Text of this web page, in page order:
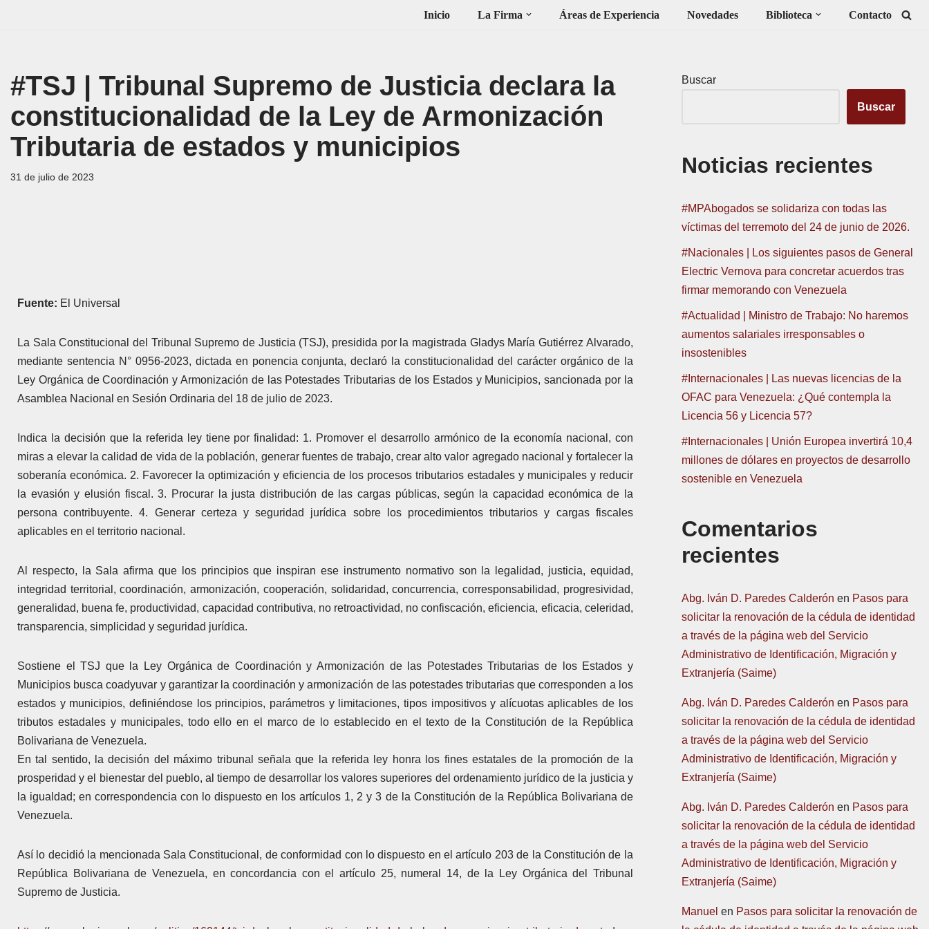
contenido
Inicio La Firma Áreas de Experiencia Novedades Biblioteca Contacto
#TSJ | Tribunal Supremo de Justicia declara la
constitucionalidad de la Ley de Armonización
Tributaria de estados y municipios
31 de julio de 2023
Fuente: El Universal
La Sala Constitucional del Tribunal Supremo de Justicia (TSJ), presidida por la magistrada Gladys María Gutiérrez Alvarado,
mediante sentencia N° 0956-2023, dictada en ponencia conjunta, declaró la constitucionalidad del carácter orgánico de la
Ley Orgánica de Coordinación y Armonización de las Potestades Tributarias de los Estados y Municipios, sancionada por la
Asamblea Nacional en Sesión Ordinaria del 18 de julio de 2023.
Indica la decisión que la referida ley tiene por finalidad: 1. Promover el desarrollo armónico de la economía nacional, con
miras a elevar la calidad de vida de la población, generar fuentes de trabajo, crear alto valor agregado nacional y fortalecer la
soberanía económica. 2. Favorecer la optimización y eficiencia de los procesos tributarios estadales y municipales y reducir
la evasión y elusión fiscal. 3. Procurar la justa distribución de las cargas públicas, según la capacidad económica de la
persona contribuyente. 4. Generar certeza y seguridad jurídica sobre los procedimientos tributarios y cargas fiscales
aplicables en el territorio nacional.
Al respecto, la Sala afirma que los principios que inspiran ese instrumento normativo son la legalidad, justicia, equidad,
integridad territorial, coordinación, armonización, cooperación, solidaridad, concurrencia, corresponsabilidad, progresividad,
generalidad, buena fe, productividad, capacidad contributiva, no retroactividad, no confiscación, eficiencia, eficacia, celeridad,
transparencia, simplicidad y seguridad jurídica.
Sostiene el TSJ que la Ley Orgánica de Coordinación y Armonización de las Potestades Tributarias de los Estados y
Municipios busca coadyuvar y garantizar la coordinación y armonización de las potestades tributarias que corresponden a los
estados y municipios, definiéndose los principios, parámetros y limitaciones, tipos impositivos y alícuotas aplicables de los
tributos estadales y municipales, todo ello en el marco de lo establecido en el texto de la Constitución de la República
Bolivariana de Venezuela.
En tal sentido, la decisión del máximo tribunal señala que la referida ley honra los fines estatales de la promoción de la
prosperidad y el bienestar del pueblo, al tiempo de desarrollar los valores superiores del ordenamiento jurídico de la justicia y
la igualdad; en correspondencia con lo dispuesto en los artículos 1, 2 y 3 de la Constitución de la República Bolivariana de
Venezuela.
Así lo decidió la mencionada Sala Constitucional, de conformidad con lo dispuesto en el artículo 203 de la Constitución de la
República Bolivariana de Venezuela, en concordancia con el artículo 25, numeral 14, de la Ley Orgánica del Tribunal
Supremo de Justicia.
Buscar
Buscar
Noticias recientes
#MPAbogados se solidariza con todas las
víctimas del terremoto del 24 de junio de 2026.
#Nacionales | Los siguientes pasos de General
Electric Vernova para concretar acuerdos tras
firmar memorando con Venezuela
#Actualidad | Ministro de Trabajo: No haremos
aumentos salariales irresponsables o
insostenibles
#Internacionales | Las nuevas licencias de la
OFAC para Venezuela: ¿Qué contempla la
Licencia 56 y Licencia 57?
#Internacionales | Unión Europea invertirá 10,4
millones de dólares en proyectos de desarrollo
sostenible en Venezuela
Comentarios
recientes
Abg. Iván D. Paredes Calderón en Pasos para
solicitar la renovación de la cédula de identidad
a través de la página web del Servicio
Administrativo de Identificación, Migración y
Extranjería (Saime)
Abg. Iván D. Paredes Calderón en Pasos para
solicitar la renovación de la cédula de identidad
a través de la página web del Servicio
Administrativo de Identificación, Migración y
Extranjería (Saime)
Abg. Iván D. Paredes Calderón en Pasos para
solicitar la renovación de la cédula de identidad
a través de la página web del Servicio
Administrativo de Identificación, Migración y
Extranjería (Saime)
Manuel en Pasos para solicitar la renovación de